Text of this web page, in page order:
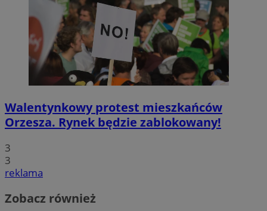
Walentynkowy protest mieszkańców
Orzesza. Rynek będzie zablokowany!
3
3
reklama
Zobacz również